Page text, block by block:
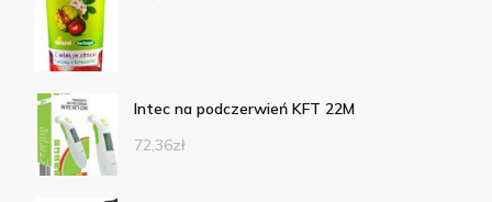
Intec na podczerwień KFT 22M
72,36zł